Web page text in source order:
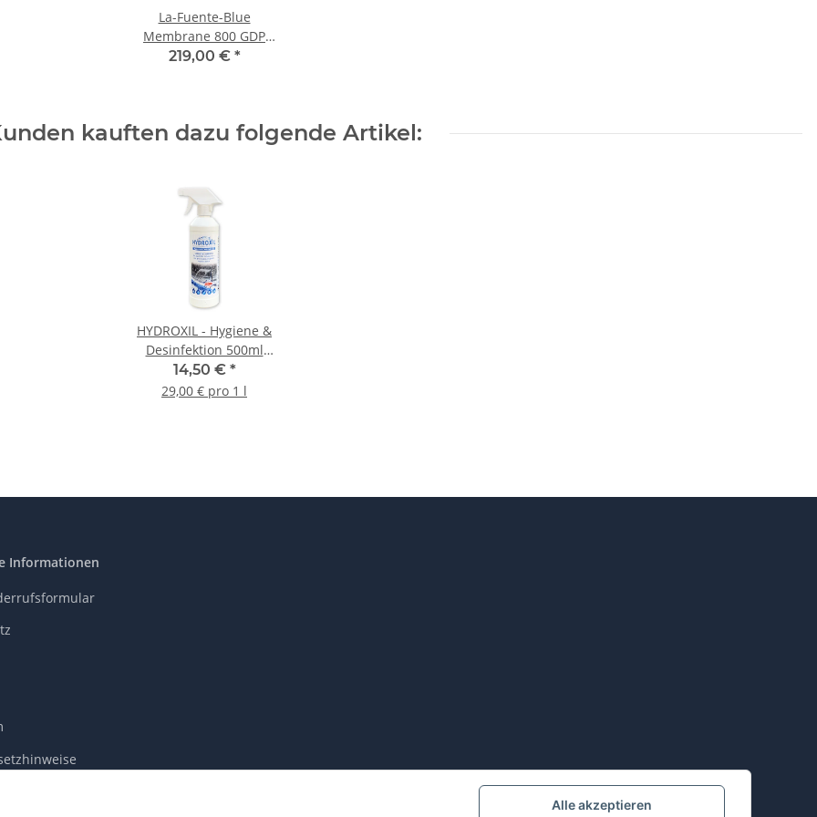
Alle akzeptieren
La-Fuente-Blue
Membrane 800 GDP
gekapselt
219,00 € *
kauften dazu folgende Artikel:
HYDROXIL - Hygiene &
Desinfektion 500ml
(Der Alleskönner)
14,50 € *
29,00 € pro 1 l
Informationen